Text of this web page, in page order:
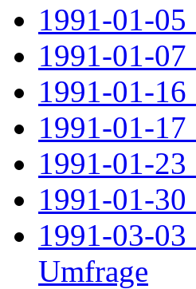
1991-01-
1991-01-
1991-01-
1991-01-
1991-01-
1991-01-
1991-03-
Umfrage